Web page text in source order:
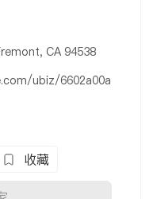
CA 94538
ubiz/6602a00a
收藏